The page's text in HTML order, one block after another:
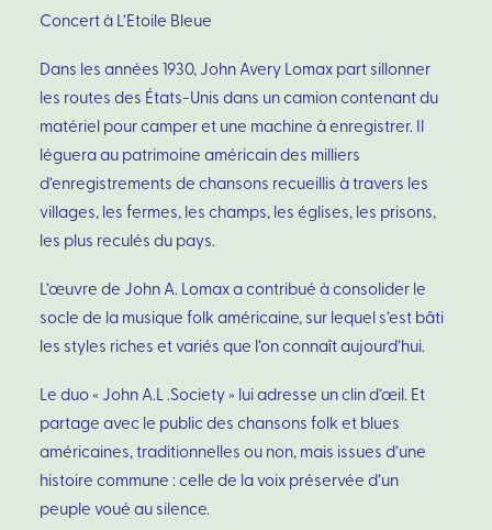
Concert à L’Etoile Bleue
Dans les années 1930, John Avery Lomax part sillonner
les routes des États-Unis dans un camion contenant du
matériel pour camper et une machine à enregistrer. Il
léguera au patrimoine américain des milliers
d’enregistrements de chansons recueillis à travers les
villages, les fermes, les champs, les églises, les prisons,
les plus reculés du pays.
L’œuvre de John A. Lomax a contribué à consolider le
socle de la musique folk américaine, sur lequel s’est bâti
les styles riches et variés que l’on connaît aujourd’hui.
Le duo « John A.L .Society » lui adresse un clin d’œil. Et
partage avec le public des chansons folk et blues
américaines, traditionnelles ou non, mais issues d’une
histoire commune : celle de la voix préservée d’un
peuple voué au silence.